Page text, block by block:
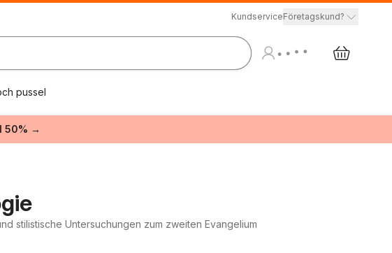
KundserviceFöretagskund?
pussel
50% →
stilistische Untersuchungen zum zweiten Evangelium